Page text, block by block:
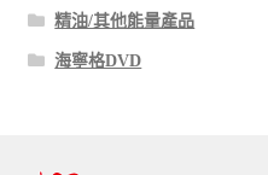
精油/其他能量產品
海寧格DVD